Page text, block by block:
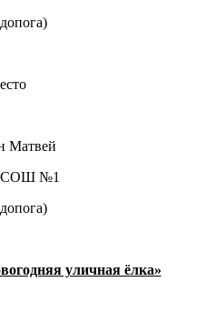
Матвей
СОШ №1
уличная ёлка»